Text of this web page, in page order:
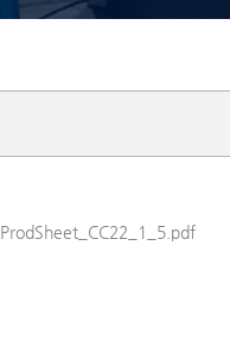
ProdSheet_CC22_1_5.pdf